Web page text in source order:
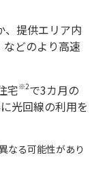
、提供エリア内
どのより高速
宅※2で3カ月の
光回線の利用を
なる可能性があり